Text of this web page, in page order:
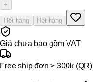
+
Hết hàng Hết hàng
Giá chưa bao gồm VAT
Free ship đơn > 300k (QR)